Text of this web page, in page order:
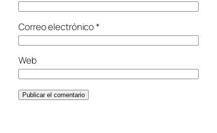
Correo electrónico*
Web